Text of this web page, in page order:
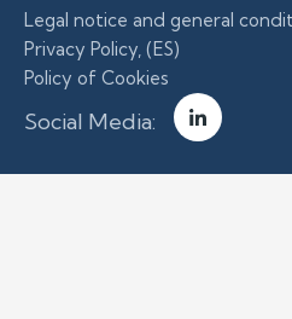
Legal notice and general
Privacy Policy, (ES)
Policy of Cookies
Social Media: